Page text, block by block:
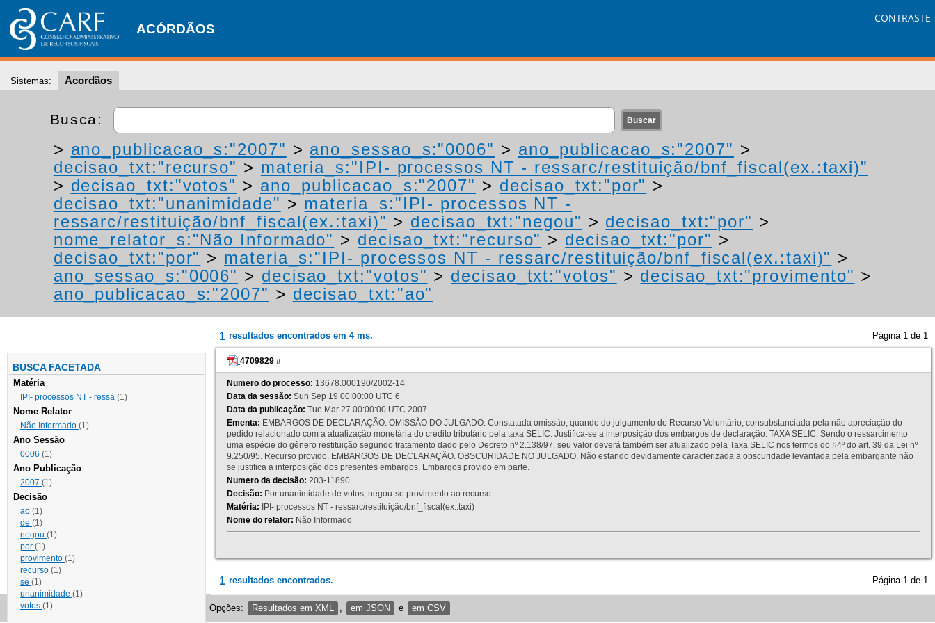
ACÓRDÃOS
CONTRASTE
Sistemas: Acordãos
Busca:
> ano_publicacao_s:"2007" > ano_sessao_s:"0006" > ano_publicacao_s:"2007" >
decisao_txt:"recurso" > materia_s:"IPI- processos NT - ressarc/restituição/bnf_fiscal(ex.:taxi)"
> decisao_txt:"votos" > ano_publicacao_s:"2007" > decisao_txt:"por" >
decisao_txt:"unanimidade" > materia_s:"IPI- processos NT -
ressarc/restituição/bnf_fiscal(ex.:taxi)" > decisao_txt:"negou" > decisao_txt:"por" >
nome_relator_s:"Não Informado" > decisao_txt:"recurso" > decisao_txt:"por" >
decisao_txt:"por" > materia_s:"IPI- processos NT - ressarc/restituição/bnf_fiscal(ex.:taxi)" >
ano_sessao_s:"0006" > decisao_txt:"votos" > decisao_txt:"votos" > decisao_txt:"provimento" >
ano_publicacao_s:"2007" > decisao_txt:"ao"
BUSCA FACETADA
Matéria
IPI- processos NT - ressa (1)
Nome Relator
Não Informado (1)
Ano Sessão
0006 (1)
Ano Publicação
2007 (1)
Decisão
ao (1)
de (1)
negou (1)
por (1)
provimento (1)
recurso (1)
se (1)
unanimidade (1)
votos (1)
1 resultados encontrados em 4 ms. Página 1 de 1
4709829 #
Numero do processo: 13678.000190/2002-14
Data da sessão: Sun Sep 19 00:00:00 UTC 6
Data da publicação: Tue Mar 27 00:00:00 UTC 2007
Ementa: EMBARGOS DE DECLARAÇÃO. OMISSÃO DO JULGADO. Constatada omissão, quando do julgamento do Recurso Voluntário, consubstanciada pela não apreciação do
pedido relacionado com a atualização monetária do crédito tributário pela taxa SELIC. Justifica-se a interposição dos embargos de declaração. TAXA SELIC. Sendo o ressarcimento
uma espécie do gênero restituição segundo tratamento dado pelo Decreto nº 2.138/97, seu valor deverá também ser atualizado pela Taxa SELIC nos termos do §4º do art. 39 da Lei nº
9.250/95. Recurso provido. EMBARGOS DE DECLARAÇÃO. OBSCURIDADE NO JULGADO. Não estando devidamente caracterizada a obscuridade levantada pela embargante não
se justifica a interposição dos presentes embargos. Embargos provido em parte.
Numero da decisão: 203-11890
Decisão: Por unanimidade de votos, negou-se provimento ao recurso.
Matéria: IPI- processos NT - ressarc/restituição/bnf_fiscal(ex.:taxi)
Nome do relator: Não Informado
1 resultados encontrados. Página 1 de 1
Opções: Resultados em XML em JSON e em CSV